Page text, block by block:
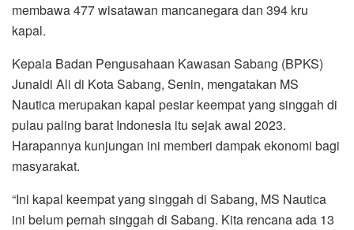
membawa 477 wisatawan mancanegara dan 394 kru
kapal.
Kepala Badan Pengusahaan Kawasan Sabang (BPKS)
Junaidi Ali di Kota Sabang, Senin, mengatakan MS
Nautica merupakan kapal pesiar keempat yang singgah di
pulau paling barat Indonesia itu sejak awal 2023.
Harapannya kunjungan ini memberi dampak ekonomi bagi
masyarakat.
“Ini kapal keempat yang singgah di Sabang, MS Nautica
ini belum pernah singgah di Sabang. Kita rencana ada 13